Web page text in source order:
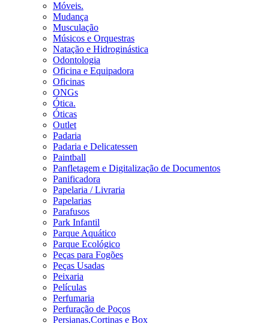
Móveis.
Mudança
Musculação
Músicos e Orquestras
Natação e Hidroginástica
Odontologia
Oficina e Equipadora
Oficinas
ONGs
Ótica.
Óticas
Outlet
Padaria
Padaria e Delicatessen
Paintball
Panfletagem e Digitalização de Documentos
Panificadora
Papelaria / Livraria
Papelarias
Parafusos
Park Infantil
Parque Aquático
Parque Ecológico
Peças para Fogões
Peças Usadas
Peixaria
Películas
Perfumaria
Perfuração de Poços
Persianas,Cortinas e Box